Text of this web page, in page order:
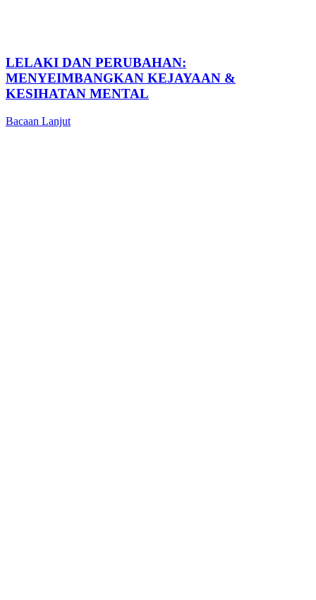
LELAKI DAN PERUBAHAN:
MENYEIMBANGKAN KEJAYAAN &
KESIHATAN MENTAL
Bacaan Lanjut